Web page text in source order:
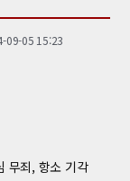
09-05 15:23
무죄, 항소 기각